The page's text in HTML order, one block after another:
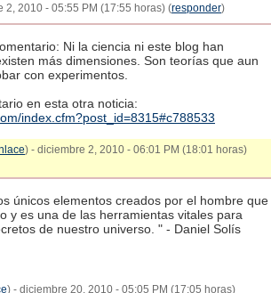
2, 2010 - 05:55 PM (17:55 horas) (responder)
Ni la ciencia ni este blog han
más dimensiones. Son teorías que aun
con experimentos.
en esta otra noticia:
index.cfm?post_id=8315#c788533
) - diciembre 2, 2010 - 06:01 PM (18:01 horas)
únicos elementos creados por el hombre que
y es una de las herramientas vitales para
de nuestro universo. " - Daniel Solís
) - diciembre 20, 2010 - 05:05 PM (17:05 horas)